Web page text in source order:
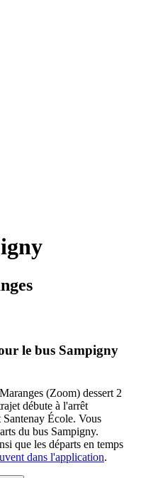
le bus Sampigny
(Zoom) dessert 2
débute à l'arrêt
École. Vous
du bus Sampigny.
que les départs en temps
dans l'application.